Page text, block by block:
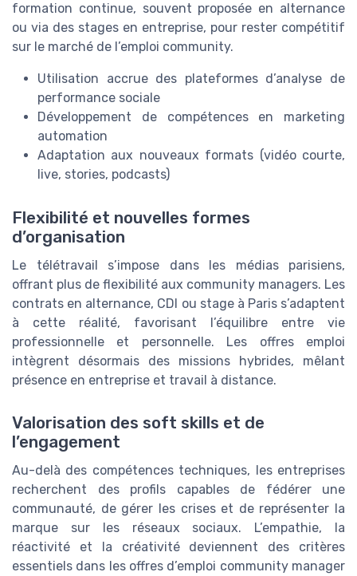
formation continue, souvent proposée en alternance
ou via des stages en entreprise, pour rester compétitif
sur le marché de l’emploi community.
Utilisation accrue des plateformes d’analyse de
performance sociale
Développement de compétences en marketing
automation
Adaptation aux nouveaux formats (vidéo courte,
live, stories, podcasts)
Flexibilité et nouvelles formes
d’organisation
Le télétravail s’impose dans les médias parisiens,
offrant plus de flexibilité aux community managers. Les
contrats en alternance, CDI ou stage à Paris s’adaptent
à cette réalité, favorisant l’équilibre entre vie
professionnelle et personnelle. Les offres emploi
intègrent désormais des missions hybrides, mêlant
présence en entreprise et travail à distance.
Valorisation des soft skills et de
l’engagement
Au-delà des compétences techniques, les entreprises
recherchent des profils capables de fédérer une
communauté, de gérer les crises et de représenter la
marque sur les réseaux sociaux. L’empathie, la
réactivité et la créativité deviennent des critères
essentiels dans les offres d’emploi community manager